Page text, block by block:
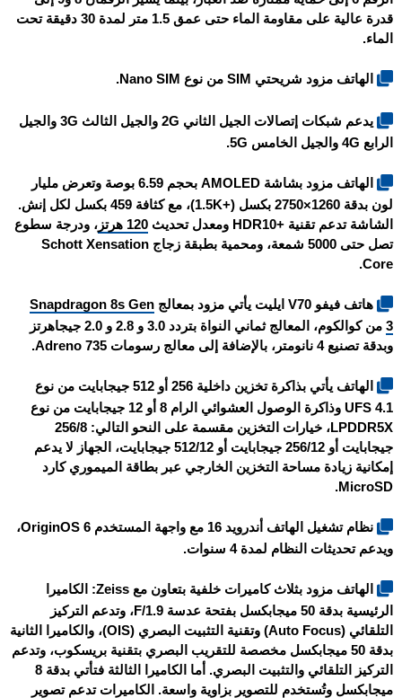
قدرة عالية على مقاومة الماء حتى عمق 1.5 متر لمدة 30 دقيقة تحت
الماء.
الهاتف مزود شريحتي SIM من نوع Nano SIM.
يدعم شبكات إتصالات الجيل الثاني 2G والجيل الثالث 3G والجيل
الرابع 4G والجيل الخامس 5G.
الهاتف مزود بشاشة AMOLED بحجم 6.59 بوصة وتعرض مليار
لون بدقة 1260×2750 بكسل (+1.5K)، مع كثافة 459 بكسل لكل إنش.
الشاشة تدعم تقنية +HDR10 ومعدل تحديث
120 هرتز
، ودرجة سطوع
تصل حتى 5000 شمعة، ومحمية بطبقة زجاج Schott Xensation
Core.
هاتف فيفو V70 ايليت يأتي مزود بمعالج Snapdragon 8s Gen
3
من كوالكوم، المعالج ثماني النواة بتردد 3.0 و 2.8 و 2.0 جيجاهرتز
وبدقة تصنيع 4 نانومتر، بالإضافة إلى معالج رسومات Adreno 735.
الهاتف يأتي بذاكرة تخزين داخلية 256 أو 512 جيجابايت من نوع
UFS 4.1 وذاكرة الوصول العشوائي الرام 8 أو 12 جيجابايت من نوع
LPDDR5X، خيارات التخزين مقسمة على النحو التالي: 256/8
جيجابايت أو 256/12 جيجابايت أو 512/12 جيجابايت، الجهاز لا يدعم
إمكانية زيادة مساحة التخزين الخارجي عبر بطاقة الميموري كارد
MicroSD.
نظام تشغيل الهاتف أندرويد 16 مع واجهة المستخدم OriginOS 6،
ويدعم تحديثات النظام لمدة 4 سنوات.
الهاتف مزود بثلاث كاميرات خلفية بتعاون مع Zeiss: الكاميرا
الرئيسية بدقة 50 ميجابكسل بفتحة عدسة F/1.9، وتدعم التركيز
التلقائي (Auto Focus) وتقنية التثبيت البصري (OIS)، والكاميرا الثانية
بدقة 50 ميجابكسل مخصصة للتقريب البصري بتقنية بريسكوب، وتدعم
التركيز التلقائي والتثبيت البصري. أما الكاميرا الثالثة فتأتي بدقة 8
ميجابكسل وتُستخدم للتصوير بزاوية واسعة. الكاميرات تدعم تصوير